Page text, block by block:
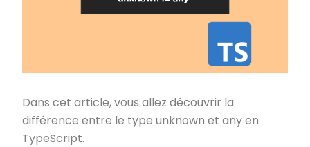
Dans cet article, vous allez découvrir la
différence entre le type unknown et any en
TypeScript.